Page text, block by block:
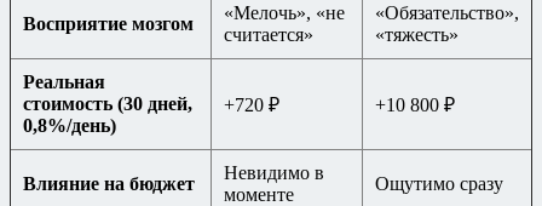
Восприятие мозгом
«Мелочь», «не
считается»
«Обязательство»,
«тяжесть»
Реальная
стоимость (30 дней,
0,8%/день)
+720 ₽ +10 800 ₽
Влияние на бюджет
Невидимо в
моменте
Ощутимо сразу